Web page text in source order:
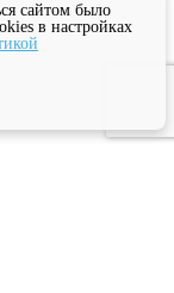
сайтом было
в настройках